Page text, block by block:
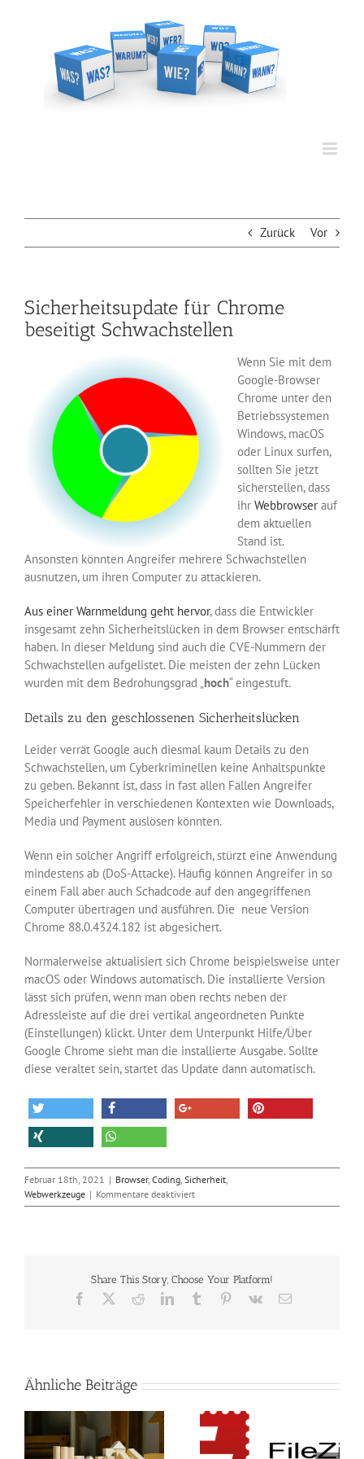
Zurück Vor
Sicherheitsupdate für Chrome
beseitigt Schwachstellen
Wenn Sie mit dem
Google-Browser
Chrome unter den
Betriebssystemen
Windows, macOS
oder Linux surfen,
sollten Sie jetzt
sicherstellen, dass
ihr Webbrowser auf
dem aktuellen
Stand ist.
Ansonsten könnten Angreifer mehrere Schwachstellen
ausnutzen, um ihren Computer zu attackieren.
Aus einer Warnmeldung geht hervor, dass die Entwickler
insgesamt zehn Sicherheitslücken in dem Browser entschärft
haben. In dieser Meldung sind auch die CVE-Nummern der
Schwachstellen aufgelistet. Die meisten der zehn Lücken
wurden mit dem Bedrohungsgrad „ hoch“ eingestuft.
Details zu den geschlossenen Sicherheitslücken
Leider verrät Google auch diesmal kaum Details zu den
Schwachstellen, um Cyberkriminellen keine Anhaltspunkte
zu geben. Bekannt ist, dass in fast allen Fällen Angreifer
Speicherfehler in verschiedenen Kontexten wie Downloads,
Media und Payment auslösen könnten.
Wenn ein solcher Angriff erfolgreich, stürzt eine Anwendung
mindestens ab (DoS-Attacke). Häufig können Angreifer in so
einem Fall aber auch Schadcode auf den angegriffenen
Computer übertragen und ausführen. Die neue Version
Chrome 88.0.4324.182 ist abgesichert.
Normalerweise aktualisiert sich Chrome beispielsweise unter
macOS oder Windows automatisch. Die installierte Version
lässt sich prüfen, wenn man oben rechts neben der
Adressleiste auf die drei vertikal angeordneten Punkte
(Einstellungen) klickt. Unter dem Unterpunkt Hilfe/Über
Google Chrome sieht man die installierte Ausgabe. Sollte
diese veraltet sein, startet das Update dann automatisch.
Februar 18th, 2021 | Browser, Coding Sicherheit
Webwerkzeuge | Kommentare deaktiviertfür
Sicherheitsupdate
Share This Story, Choose Your Platform!
Facebook RedditLinkedInTumblr Pinterest
Vk
E-
Ähnliche Beiträge
Die Bedeutung von